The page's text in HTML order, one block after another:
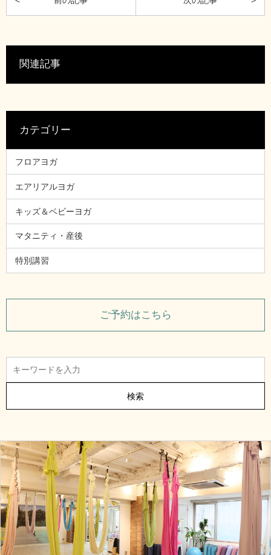
関連記事
カテゴリー
フロアヨガ
エアリアルヨガ
キッズ＆ベビーヨガ
マタニティ・産後
特別講習
ご予約はこちら
検索